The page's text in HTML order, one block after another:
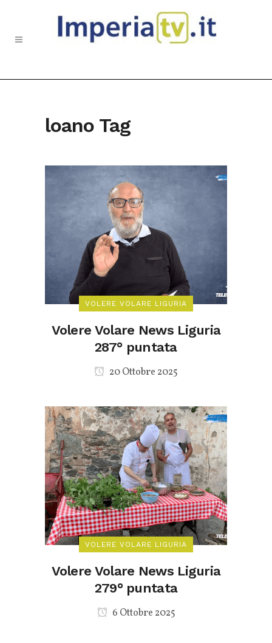
loano Tag
VOLERE VOLARE LIGURIA
Volere Volare News Liguria
287° puntata
20 Ottobre 2025
VOLERE VOLARE LIGURIA
Volere Volare News Liguria
279° puntata
6 Ottobre 2025